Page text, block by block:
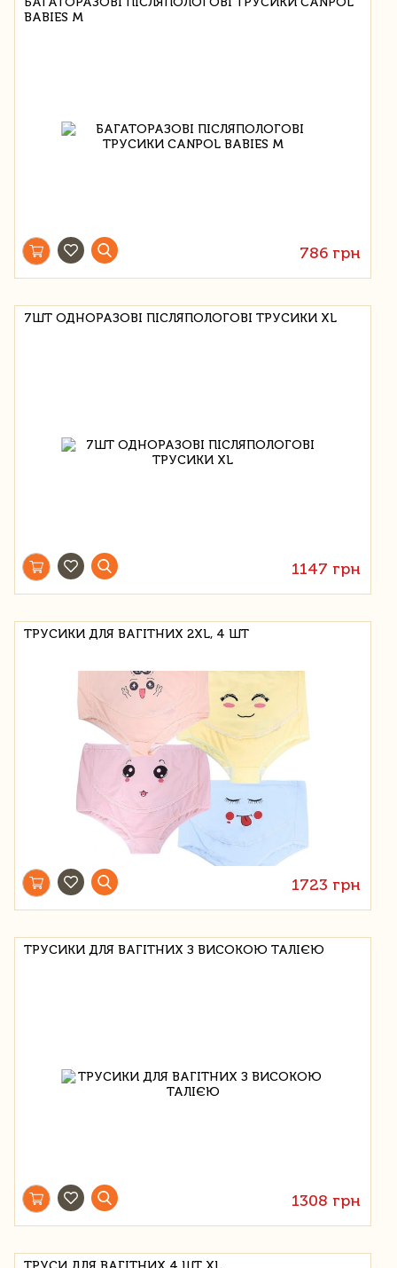
BABIES М
786 грн
7ШТ ОДНОРАЗОВІ ПІСЛЯПОЛОГОВІ ТРУСИКИ XL
1147 грн
ТРУСИКИ ДЛЯ ВАГІТНИХ 2XL, 4 ШТ
1723 грн
ТРУСИКИ ДЛЯ ВАГІТНИХ З ВИСОКОЮ ТАЛІЄЮ
1308 грн